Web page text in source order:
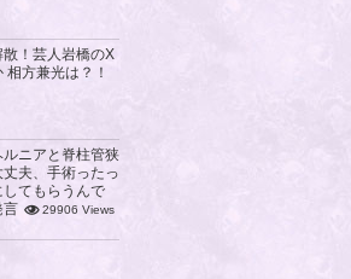
！芸人岩橋のX
方兼光は？！
ニアと脊柱管狭
夫、手術ったっ
てもらうんで
言
29906 Views